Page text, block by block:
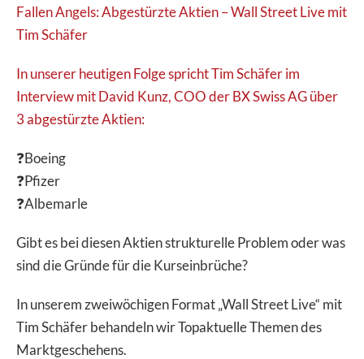
Fallen Angels: Abgestürzte Aktien – Wall Street Live mit
Tim Schäfer
In unserer heutigen Folge spricht Tim Schäfer im
Interview mit David Kunz, COO der BX Swiss AG über
3 abgestürzte Aktien:
❓Boeing
❓Pfizer
❓Albemarle
Gibt es bei diesen Aktien strukturelle Problem oder was
sind die Gründe für die Kurseinbrüche?
In unserem zweiwöchigen Format „Wall Street Live“ mit
Tim Schäfer behandeln wir Topaktuelle Themen des
Marktgeschehens.